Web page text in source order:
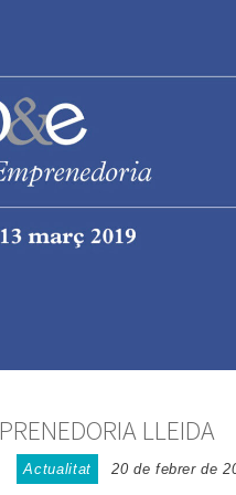
LLEIDA
Actualitat 20 de febrer de